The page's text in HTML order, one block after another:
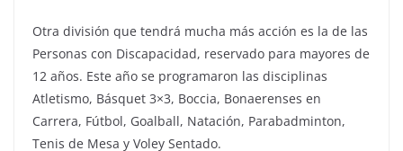
Otra división que tendrá mucha más acción es la de las
Personas con Discapacidad, reservado para mayores de
12 años. Este año se programaron las disciplinas
Atletismo, Básquet 3×3, Boccia, Bonaerenses en
Carrera, Fútbol, Goalball, Natación, Parabadminton,
Tenis de Mesa y Voley Sentado.